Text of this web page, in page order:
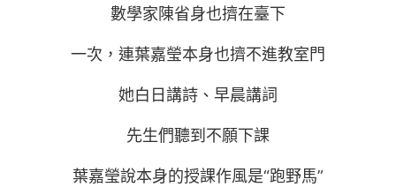
數學家陳省身也擠在臺下
一次，連葉嘉瑩本身也擠不進教室門
她白日講詩、早晨講詞
先生們聽到不願下課
葉嘉瑩說本身的授課作風是“跑野馬”